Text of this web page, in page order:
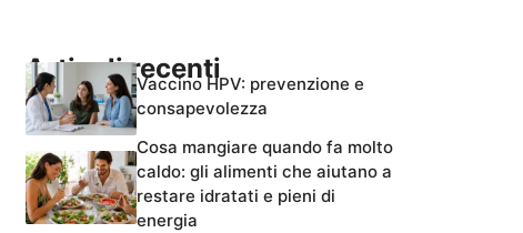
Articoli recentiVaccino HPV: prevenzione e
consapevolezza
Cosa mangiare quando fa molto
caldo: gli alimenti che aiutano a
restare idratati e pieni di
energia